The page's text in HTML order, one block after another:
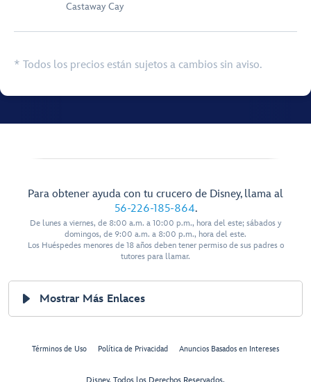
Castaway Cay
* Todos los precios están sujetos a cambios sin aviso.
Para obtener ayuda con tu crucero de Disney, llama al
56-226-185-864.
De lunes a viernes, de 8:00 a.m. a 10:00 p.m., hora del este; sábados y
domingos, de 9:00 a.m. a 8:00 p.m., hora del este.
Los Huéspedes menores de 18 años deben tener permiso de sus padres o
tutores para llamar.
Mostrar Más Enlaces
Términos de Uso Política de Privacidad Anuncios Basados en Intereses